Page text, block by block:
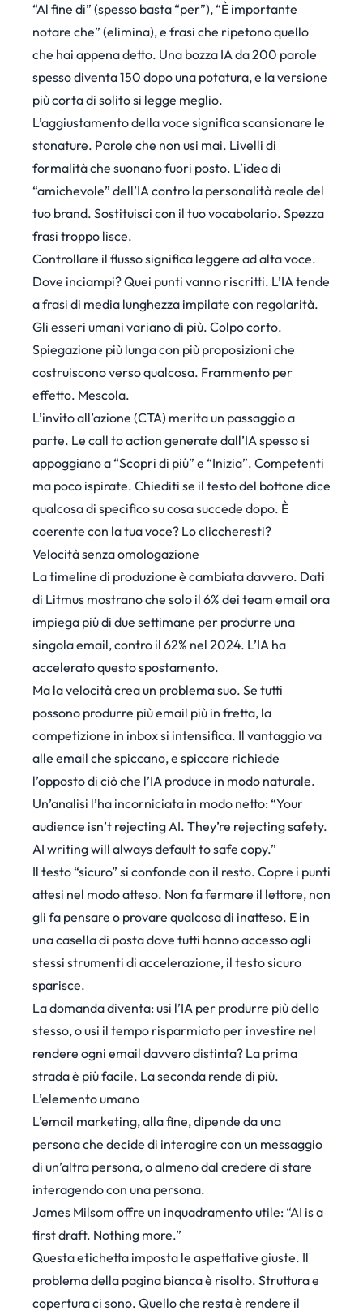
“Al fine di” (spesso basta “per”), “È importante
notare che” (elimina), e frasi che ripetono quello
che hai appena detto. Una bozza IA da 200 parole
spesso diventa 150 dopo una potatura, e la versione
più corta di solito si legge meglio.
L’aggiustamento della voce significa scansionare le
stonature. Parole che non usi mai. Livelli di
formalità che suonano fuori posto. L’idea di
“amichevole” dell’IA contro la personalità reale del
tuo brand. Sostituisci con il tuo vocabolario. Spezza
frasi troppo lisce.
Controllare il flusso significa leggere ad alta voce.
Dove inciampi? Quei punti vanno riscritti. L’IA tende
a frasi di media lunghezza impilate con regolarità.
Gli esseri umani variano di più. Colpo corto.
Spiegazione più lunga con più proposizioni che
costruiscono verso qualcosa. Frammento per
effetto. Mescola.
L’invito all’azione (CTA) merita un passaggio a
parte. Le call to action generate dall’IA spesso si
appoggiano a “Scopri di più” e “Inizia”. Competenti
ma poco ispirate. Chiediti se il testo del bottone dice
qualcosa di specifico su cosa succede dopo. È
coerente con la tua voce? Lo cliccheresti?
Velocità senza omologazione
La timeline di produzione è cambiata davvero. Dati
di Litmus mostrano che solo il 6% dei team email ora
impiega più di due settimane per produrre una
singola email, contro il 62% nel 2024. L’IA ha
accelerato questo spostamento.
Ma la velocità crea un problema suo. Se tutti
possono produrre più email più in fretta, la
competizione in inbox si intensifica. Il vantaggio va
alle email che spiccano, e spiccare richiede
l’opposto di ciò che l’IA produce in modo naturale.
Un’analisi l’ha incorniciata in modo netto: “Your
audience isn’t rejecting AI. They’re rejecting safety.
AI writing will always default to safe copy.”
Il testo “sicuro” si confonde con il resto. Copre i punti
attesi nel modo atteso. Non fa fermare il lettore, non
gli fa pensare o provare qualcosa di inatteso. E in
una casella di posta dove tutti hanno accesso agli
stessi strumenti di accelerazione, il testo sicuro
sparisce.
La domanda diventa: usi l’IA per produrre più dello
stesso, o usi il tempo risparmiato per investire nel
rendere ogni email davvero distinta? La prima
strada è più facile. La seconda rende di più.
L’elemento umano
L’email marketing, alla fine, dipende da una
persona che decide di interagire con un messaggio
di un’altra persona, o almeno dal credere di stare
interagendo con una persona.
James Milsom offre un inquadramento utile: “AI is a
first draft. Nothing more.”
Questa etichetta imposta le aspettative giuste. Il
problema della pagina bianca è risolto. Struttura e
copertura ci sono. Quello che resta è rendere il